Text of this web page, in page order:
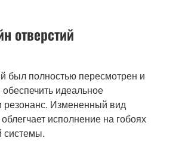
отверстий
был полностью пересмотрен и
идеальное
резонанс. Измененный вид
исполнение на гобоях
системы.